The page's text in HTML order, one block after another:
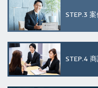
STEP.3 案
STEP.4